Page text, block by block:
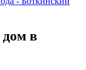
дом в